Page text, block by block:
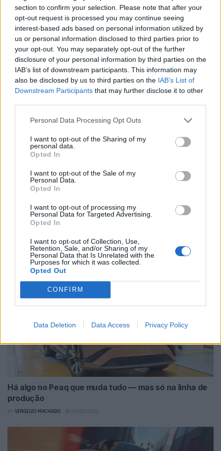
section to confirm your selection. Please note that after your
opt-out request is processed you may continue seeing
interest-based ads based on personal information utilized by
us or personal information disclosed to third parties prior to
your opt-out. You may separately opt-out of the further
disclosure of your personal information by third parties on the
IAB’s list of downstream participants. This information may
also be disclosed by us to third parties on the IAB’s List of
Downstream Participants that may further disclose it to other
Personal Data Processing Opt Outs
I want to opt-out of the Sharing of my
personal data.
Opted In
I want to opt-out of the Sale of my
Personal Data.
Opted In
I want to opt-out of processing my
Personal Data for Targeted Advertising.
Opted In
I want to opt-out of Collection, Use,
Retention, Sale, and/or Sharing of my
Personal Data that Is Unrelated with the
Purposes for which it was collected.
Opted Out
CONFIRM
Data Deletion Data Access Privacy Policy
Mobiliadde elétrica Setembro 2025 Veículos elétricos
Virgilio Machado
Related Posts
Revuelto SV faz história no Hockenheimring
VIRGILIO MACHADO 06/08/2026
Há algo no Peaq que muda tudo — mas só na linha de
produção
VIRGILIO MACHADO